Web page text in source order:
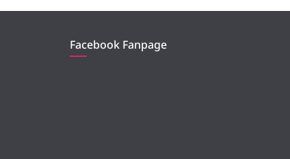
Facebook Fanpage